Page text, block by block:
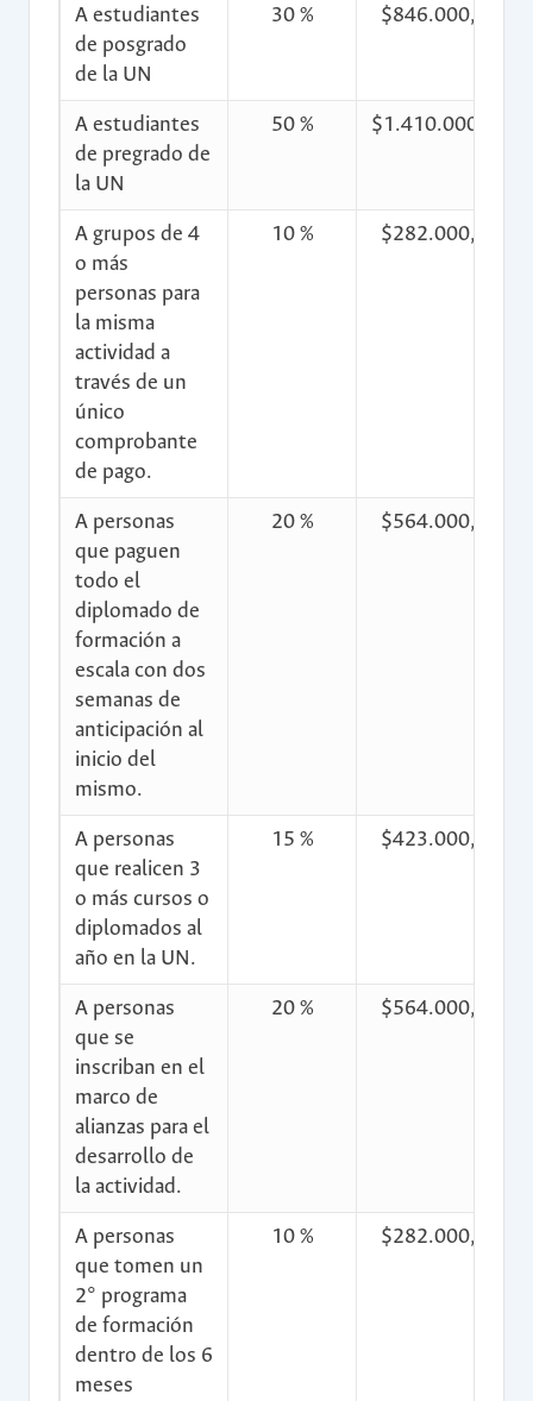
A estudiantes
de posgrado
de la UN
30 % $846.000,00
A estudiantes
de pregrado de
la UN
50 % $1.410.000,00
A grupos de 4
o más
personas para
la misma
actividad a
través de un
único
comprobante
de pago.
10 % $282.000,00
A personas
que paguen
todo el
diplomado de
formación a
escala con dos
semanas de
anticipación al
inicio del
mismo.
20 % $564.000,00
A personas
que realicen 3
o más cursos o
diplomados al
año en la UN.
15 % $423.000,00
A personas
que se
inscriban en el
marco de
alianzas para el
desarrollo de
la actividad.
20 % $564.000,00
A personas
que tomen un
2° programa
de formación
dentro de los 6
meses
10 % $282.000,00